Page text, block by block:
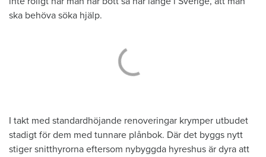
ska behöva söka hjälp.
I takt med standardhöjande renoveringar krymper utbudet
stadigt för dem med tunnare plånbok. Där det byggs nytt
stiger snitthyrorna eftersom nybyggda hyreshus är dyra att